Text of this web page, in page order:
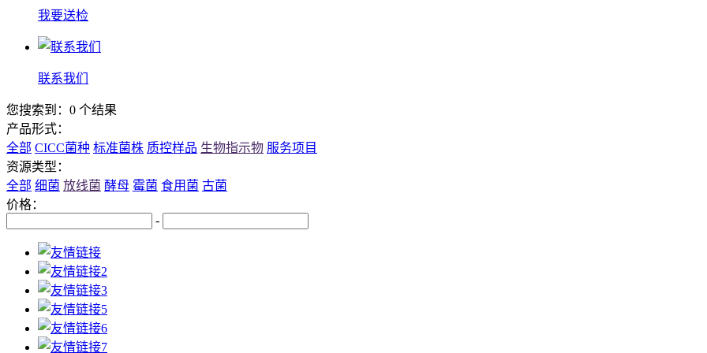
我要送检
联系我们
您搜索到：0 个结果
产品形式：
全部 CICC菌种 标准菌株 质控样品 生物指示物 服务项目
资源类型：
全部 细菌 放线菌 酵母 霉菌 食用菌 古菌
价格：
-